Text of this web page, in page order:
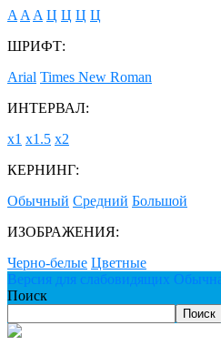
A A A Ц Ц Ц Ц
ШРИФТ:
Arial Times New Roman
ИНТЕРВАЛ:
х1 х1.5 х2
КЕРНИНГ:
Обычный Средний Большой
ИЗОБРАЖЕНИЯ:
Черно-белые Цветные
Версия для слабовидящих
Поиск
Поиск